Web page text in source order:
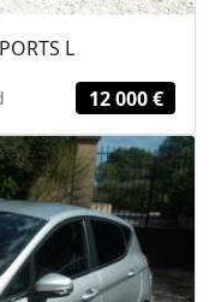
L
12 000 €